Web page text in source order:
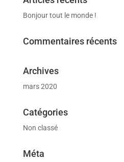
Bonjour tout le monde !
Commentaires récents
Archives
mars 2020
Catégories
Non classé
Méta